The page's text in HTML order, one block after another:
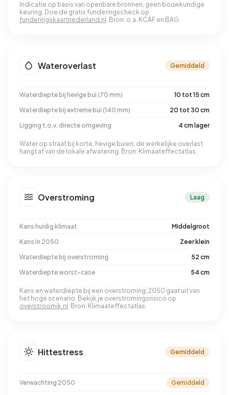
Indicatie op basis van openbare bronnen, geen bouwkundige
keuring. Doe de gratis funderingscheck op
funderingskaartnederland.nl . Bron: o.a. KCAF en BAG.
Wateroverlast Gemiddeld
Waterdiepte bij hevige bui (70 mm)
10 tot 15 cm
Waterdiepte bij extreme bui (140 mm)
20 tot 30 cm
Ligging t.o.v. directe omgeving
4 cm lager
Water op straat bij korte, hevige buien; de werkelijke overlast
hangt af van de lokale afwatering. Bron: Klimaateffectatlas.
Overstroming Laag
Kans huidig klimaat
Middelgroot
Kans in 2050
Zeer klein
Waterdiepte bij overstroming
52 cm
Waterdiepte worst-case
54 cm
Kans en waterdiepte bij een overstroming; 2050 gaat uit van
het hoge scenario. Bekijk je overstromingsrisico op
overstroomik.nl . Bron: Klimaateffectatlas.
Hittestress Gemiddeld
Verwachting 2050 Gemiddeld